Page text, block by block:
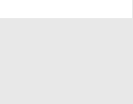
людей в